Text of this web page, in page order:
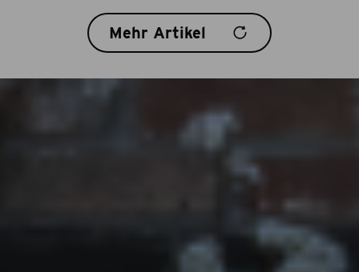
Mehr Artikel